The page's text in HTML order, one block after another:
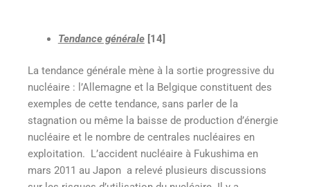
Tendance générale[14]
La tendance générale mène à la sortie progressive du
nucléaire : l’Allemagne et la Belgique constituent des
exemples de cette tendance, sans parler de la
stagnation ou même la baisse de production d’énergie
nucléaire et le nombre de centrales nucléaires en
exploitation. L’accident nucléaire à Fukushima en
mars 2011 au Japon a relevé plusieurs discussions